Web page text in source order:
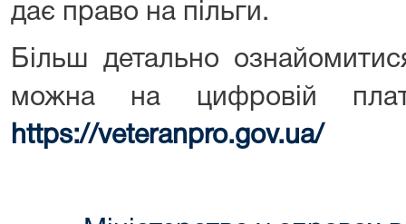
дає право на пільги.
Більш детально
можна на цифровій
https://veteranpro.gov.ua/